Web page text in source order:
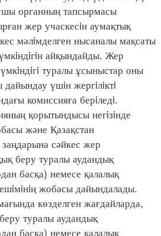
органның тапсырмасы
жер учаскесiн аумақтық
мәлiмделген нысаналы мақсаты
айқындайды. Жер
туралы ұсыныстар оны
дайындау үшiн жергiлiктi
комиссияға берiледi.
қорытындысы негiзiнде
және Қазақстан
сәйкес жер
беру туралы аудандық
басқа) немесе қалалық
жобасы дайындалады.
көзделген жағдайларда,
туралы аудандық
басқа) немесе қалалық